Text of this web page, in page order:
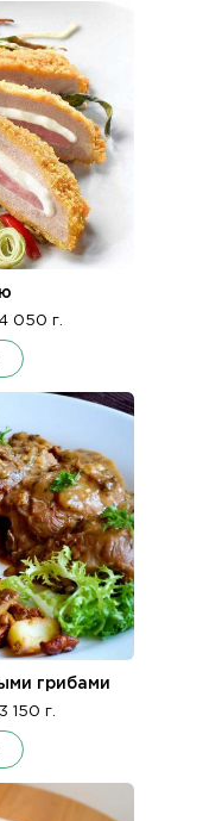
4 050 г.
грибами
3 150 г.